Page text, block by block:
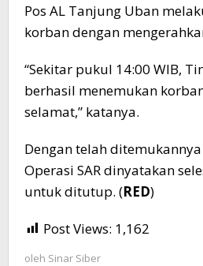
Pos AL Tanjung Uban
korban dengan
“Sekitar pukul 14:00 WIB,
berhasil menemukan
selamat,” katanya.
Dengan telah
Operasi SAR dinyatakan
untuk ditutup. (RED)
Post Views: 1,162
oleh Sinar Siber